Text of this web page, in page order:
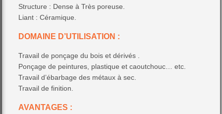
Structure : Dense à Très poreuse.
Liant : Céramique.
DOMAINE D’UTILISATION :
Travail de ponçage du bois et dérivés .
Ponçage de peintures, plastique et caoutchouc… etc.
Travail d’ébarbage des métaux à sec.
Travail de finition.
AVANTAGES :